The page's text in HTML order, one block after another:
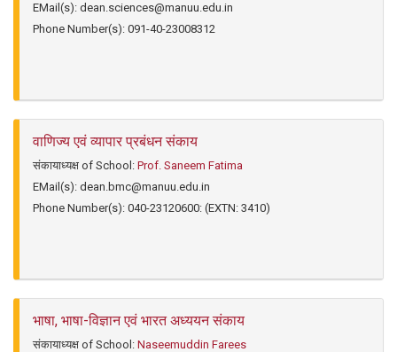
EMail(s): dean.sciences@manuu.edu.in
Phone Number(s): 091-40-23008312
वाणिज्य एवं व्यापार प्रबंधन संकाय
संकायाध्यक्ष of School: Prof. Saneem Fatima
EMail(s): dean.bmc@manuu.edu.in
Phone Number(s): 040-23120600: (EXTN: 3410)
भाषा, भाषा-विज्ञान एवं भारत अध्ययन संकाय
संकायाध्यक्ष of School: Naseemuddin Farees